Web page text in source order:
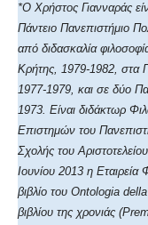
*Ο Χρήστος Γιανναράς
Πάντειο Πανεπιστήμιο
από διδασκαλία
Κρήτης, 1979-1982, στα
1977-1979, και σε δύο
1973. Είναι διδάκτωρ
Επιστημών του
Σχολής του
Ιουνίου 2013 η Εταιρεία
βιβλίο του Ontologia
βιβλίου της χρονιάς